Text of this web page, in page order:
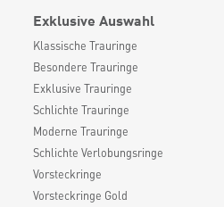
Exklusive Auswahl
Klassische Trauringe
Besondere Trauringe
Exklusive Trauringe
Schlichte Trauringe
Moderne Trauringe
Schlichte Verlobungsringe
Vorsteckringe
Vorsteckringe Gold